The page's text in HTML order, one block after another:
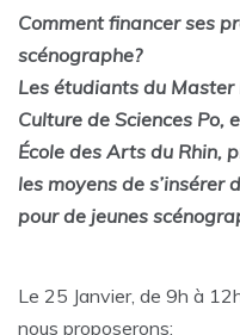
Comment financer ses
scénographe?
Les étudiants du
Culture de Sciences
École des Arts du Rhin,
les moyens de s’insérer
pour de jeunes
Le 25 Janvier, de 9h à
nous proposerons: